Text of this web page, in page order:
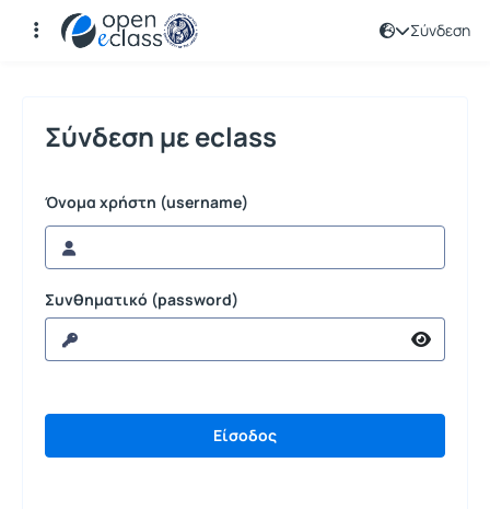
Σύνδεση
Σύνδεση
Σύνδεση με eclass
Όνομα χρήστη (username)
Συνθηματικό (password)